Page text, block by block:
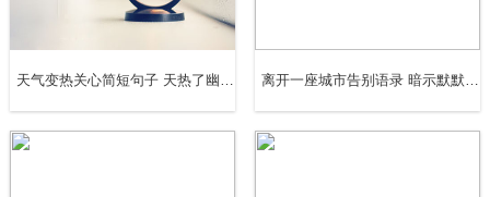
23.与你相见，是我最美的相遇。
24.愿你迷路一生，还是走到我身旁。
25.再累，再苦，再疼，也只是为了你能喜欢我而已。
天气变热关心简短句子 天热了幽默关心的话 离开一座城市告别语录 暗示默默离开的句子